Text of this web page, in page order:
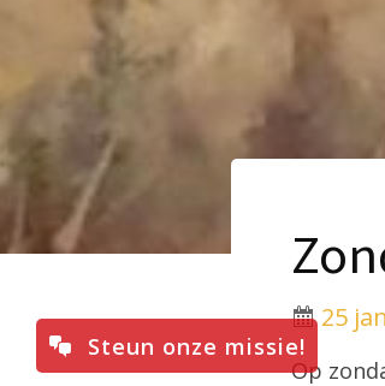
25
Op
Steun onze missie!